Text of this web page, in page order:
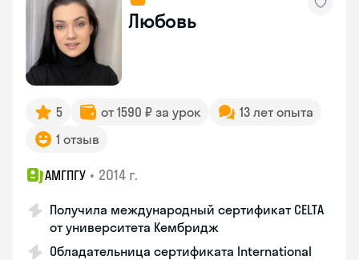
Любовь
5 от 1590 ₽ за урок
13 лет опыта
1 отзыв
АМГПГУ • 2014 г.
Получила международный сертификат CELTA
от университета Кембридж
Обладательница сертификата International